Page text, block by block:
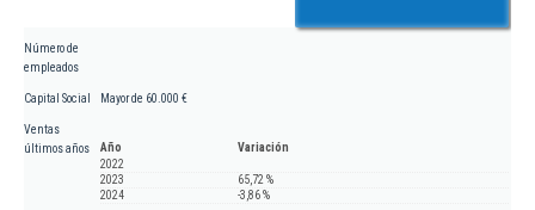
Número de
empleados
Capital Social Mayor de 60.000 €
Ventas
últimos años
Año
Variación
2022
2023
65,72 %
2024
-3,86 %